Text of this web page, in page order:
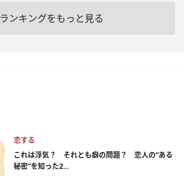
ランキングをもっと見る
恋する
これは浮気？ それとも癖の問題？ 恋人の“ある
秘密”を知った2...